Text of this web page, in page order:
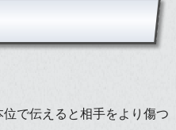
で伝えると相手をより傷つ